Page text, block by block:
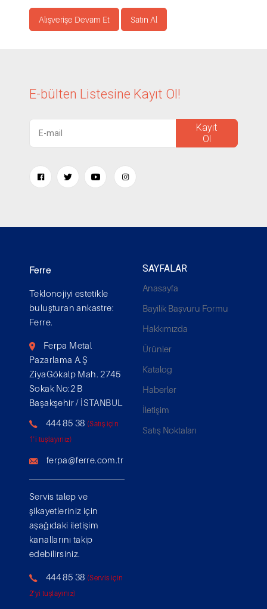
Alışverişe Devam Et Satın Al
E-bülten Listesine Kayıt Ol!
Kayıt
Ol
Ferre
Teklonojiyi estetikle
buluşturan ankastre:
Ferre.
Ferpa Metal
Pazarlama A.Ş
ZiyaGökalp Mah. 2745
Sokak No:2 B
Başakşehir / İSTANBUL
444 85 38 (Satış için
1'i tuşlayınız)
ferpa@ferre.com.tr
Servis talep ve
şikayetleriniz için
aşağıdaki iletişim
kanallarını takip
edebilirsiniz.
444 85 38 (Servis için
2'yi tuşlayınız)
SAYFALAR
Anasayfa
Bayilik Başvuru Formu
Hakkımızda
Ürünler
Katalog
Haberler
İletişim
Satış Noktaları